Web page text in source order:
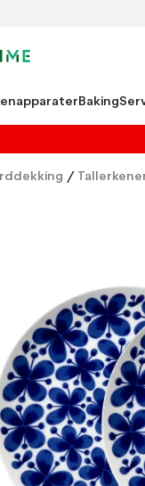
Baking
/